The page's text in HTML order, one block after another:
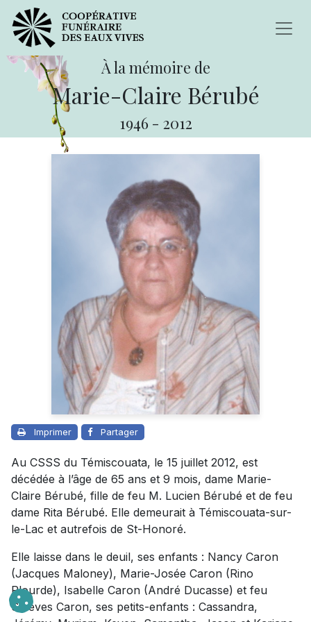
À la mémoire de
Marie-Claire Bérubé
1946 - 2012
Imprimer Partager
Au CSSS du Témiscouata, le 15 juillet 2012, est
décédée à l’âge de 65 ans et 9 mois, dame Marie-
Claire Bérubé, fille de feu M. Lucien Bérubé et de feu
dame Rita Bérubé. Elle demeurait à Témiscouata-sur-
le-Lac et autrefois de St-Honoré.
Elle laisse dans le deuil, ses enfants : Nancy Caron
(Jacques Maloney), Marie-Josée Caron (Rino
Plourde), Isabelle Caron (André Ducasse) et feu
Steeves Caron, ses petits-enfants : Cassandra,